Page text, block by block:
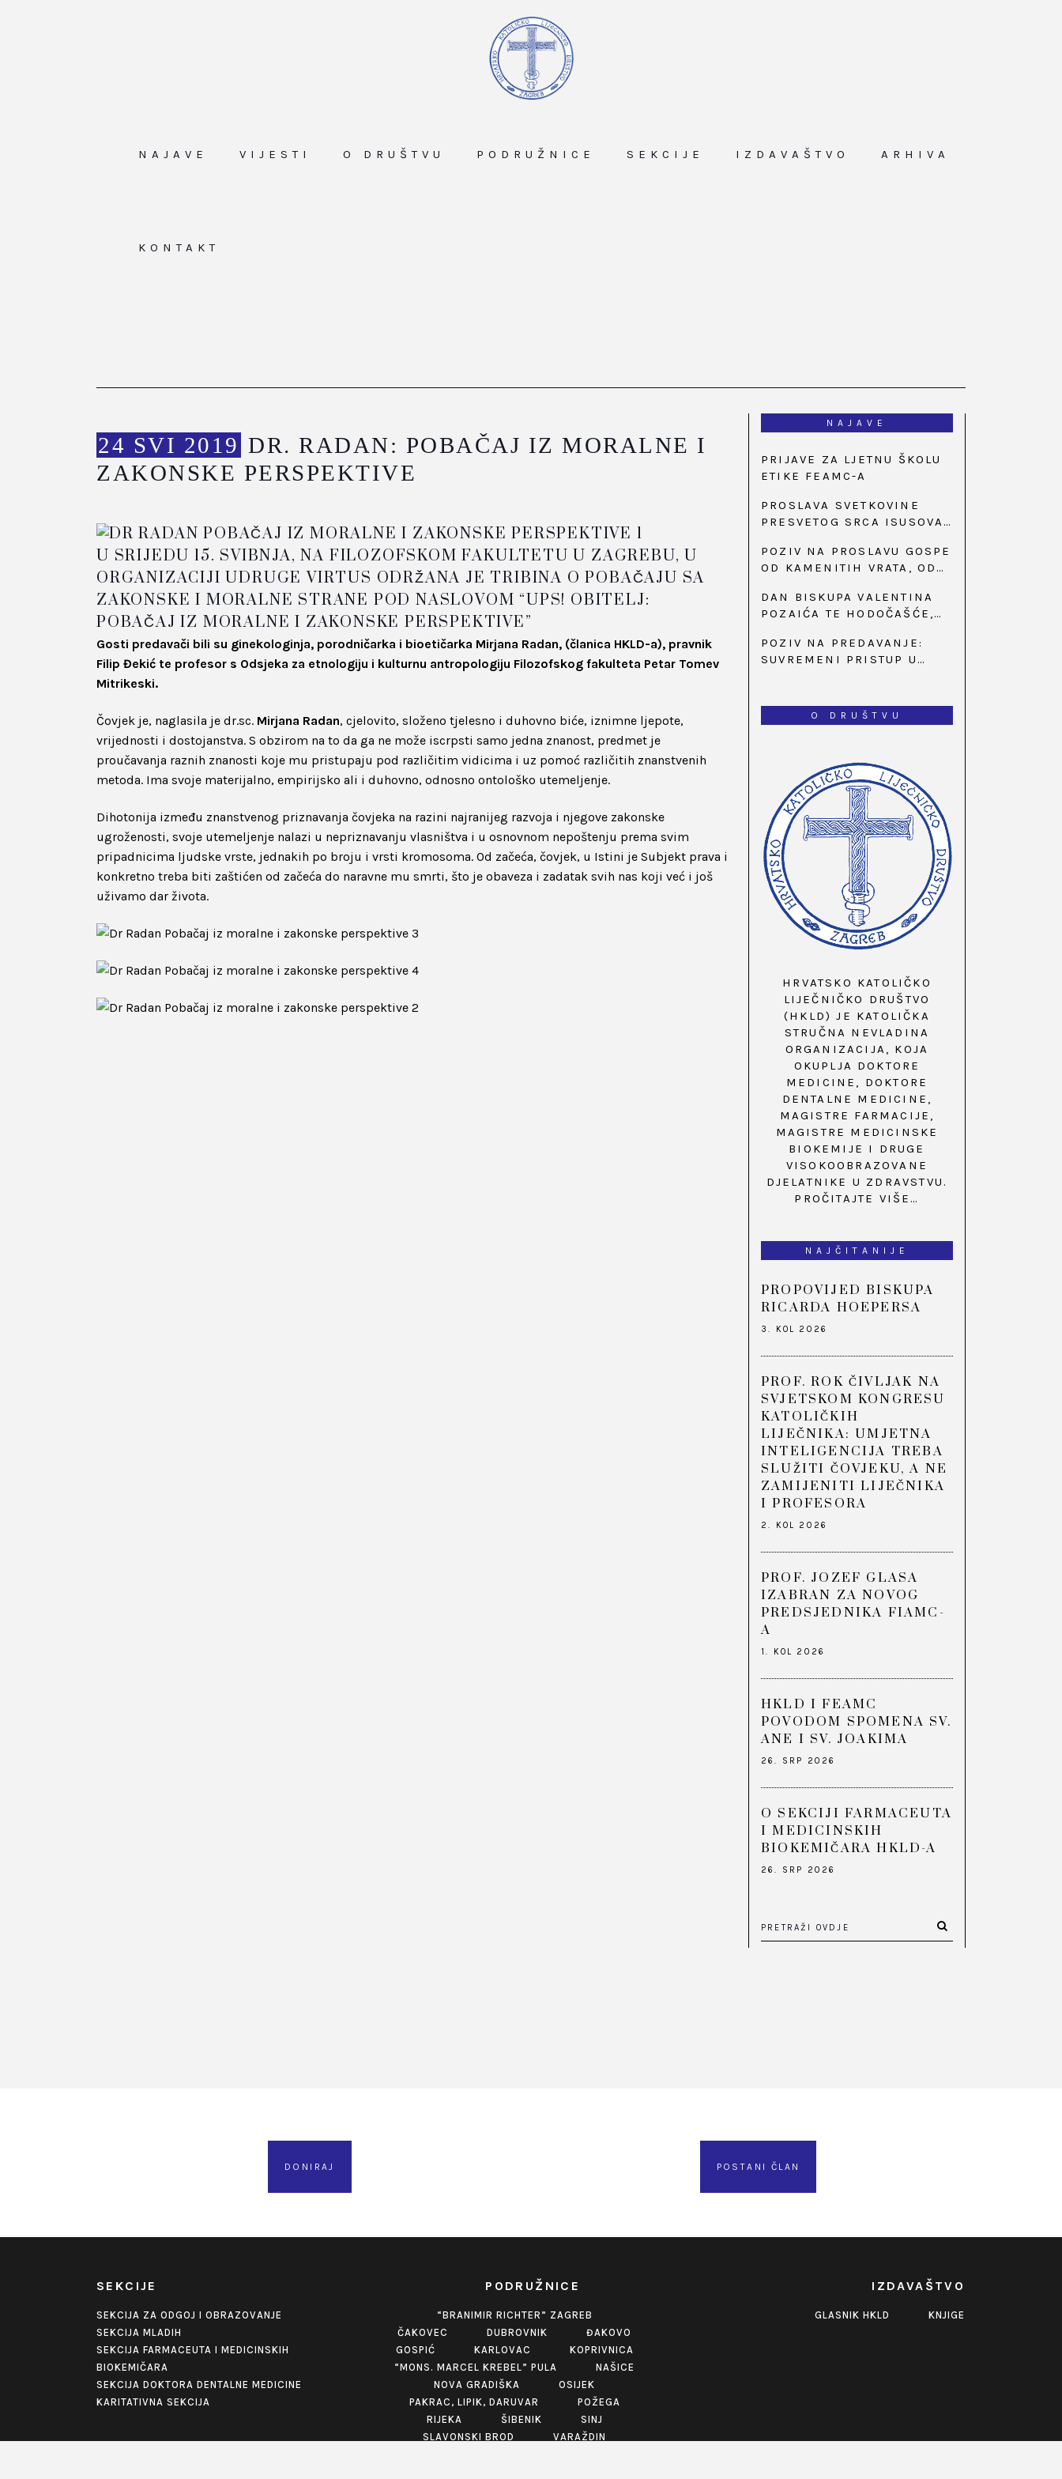
NAJAVE VIJESTI O DRUŠTVU PODRUŽNICE SEKCIJE IZDAVAŠTVO ARHIVA
KONTAKT
24 SVI 2019 DR. RADAN: POBAČAJ IZ MORALNE I
ZAKONSKE PERSPEKTIVE
U SRIJEDU 15. SVIBNJA, NA FILOZOFSKOM FAKULTETU U ZAGREBU, U
ORGANIZACIJI UDRUGE VIRTUS ODRŽANA JE TRIBINA O POBAČAJU SA
ZAKONSKE I MORALNE STRANE POD NASLOVOM “UPS! OBITELJ:
POBAČAJ IZ MORALNE I ZAKONSKE PERSPEKTIVE”
Gosti predavači bili su ginekologinja, porodničarka i bioetičarka Mirjana Radan, (članica HKLD-a), pravnik
Filip Đekić te profesor s Odsjeka za etnologiju i kulturnu antropologiju Filozofskog fakulteta Petar Tomev
Mitrikeski.
Čovjek je, naglasila je dr.sc. Mirjana Radan, cjelovito, složeno tjelesno i duhovno biće, iznimne ljepote,
vrijednosti i dostojanstva. S obzirom na to da ga ne može iscrpsti samo jedna znanost, predmet je
proučavanja raznih znanosti koje mu pristupaju pod različitim vidicima i uz pomoć različitih znanstvenih
metoda. Ima svoje materijalno, empirijsko ali i duhovno, odnosno ontološko utemeljenje.
Dihotonija između znanstvenog priznavanja čovjeka na razini najranijeg razvoja i njegove zakonske
ugroženosti, svoje utemeljenje nalazi u nepriznavanju vlasništva i u osnovnom nepoštenju prema svim
pripadnicima ljudske vrste, jednakih po broju i vrsti kromosoma. Od začeća, čovjek, u Istini je Subjekt prava i
konkretno treba biti zaštićen od začeća do naravne mu smrti, što je obaveza i zadatak svih nas koji već i još
uživamo dar života.
NAJAVE
PRIJAVE ZA LJETNU ŠKOLU
ETIKE FEAMC-A
PROSLAVA SVETKOVINE
PRESVETOG SRCA ISUSOVA
PALMOTIĆEVOJ
POZIV NA PROSLAVU GOSPE
OD KAMENITIH VRATA, OD
DAN BISKUPA VALENTINA
POZAIĆA TE HODOČAŠĆE,
OBLJETNICA OSNIVANJA
HKLD-A, U MARIJI BISTRICI,
POZIV NA PREDAVANJE:
SUVREMENI PRISTUP U
O DRUŠTVU
HRVATSKO KATOLIČKO
LIJEČNIČKO DRUŠTVO
(HKLD) JE KATOLIČKA
STRUČNA NEVLADINA
ORGANIZACIJA, KOJA
OKUPLJA DOKTORE
MEDICINE, DOKTORE
DENTALNE MEDICINE,
MAGISTRE FARMACIJE,
MAGISTRE MEDICINSKE
BIOKEMIJE I DRUGE
VISOKOOBRAZOVANE
DJELATNIKE U ZDRAVSTVU.
PROČITAJTE VIŠE…
NAJČITANIJE
PROPOVIJED BISKUPA
RICARDA HOEPERSA
3. KOL 2026
PROF. ROK ČIVLJAK NA
SVJETSKOM KONGRESU
KATOLIČKIH
LIJEČNIKA: UMJETNA
INTELIGENCIJA TREBA
SLUŽITI ČOVJEKU, A NE
ZAMIJENITI LIJEČNIKA
I PROFESORA
2. KOL 2026
PROF. JOZEF GLASA
IZABRAN ZA NOVOG
PREDSJEDNIKA FIAMC-
A
1. KOL 2026
HKLD I FEAMC
POVODOM SPOMENA SV.
ANE I SV. JOAKIMA
26. SRP 2026
O SEKCIJI FARMACEUTA
I MEDICINSKIH
BIOKEMIČARA HKLD-A
26. SRP 2026
DONIRAJ POSTANI ČLAN
SEKCIJE
SEKCIJA ZA ODGOJ I OBRAZOVANJE
SEKCIJA MLADIH
SEKCIJA FARMACEUTA I MEDICINSKIH
BIOKEMIČARA
SEKCIJA DOKTORA DENTALNE MEDICINE
KARITATIVNA SEKCIJA
PODRUŽNICE
“BRANIMIR RICHTER” ZAGREB
ČAKOVEC
DUBROVNIK
ĐAKOVO
GOSPIĆ
KARLOVAC
KOPRIVNICA
“MONS. MARCEL KREBEL” PULA
NAŠICE
NOVA GRADIŠKA
OSIJEK
PAKRAC, LIPIK, DARUVAR
POŽEGA
RIJEKA
ŠIBENIK
SINJ
SLAVONSKI BROD
VARAŽDIN
IZDAVAŠTVO
GLASNIK HKLD KNJIGE